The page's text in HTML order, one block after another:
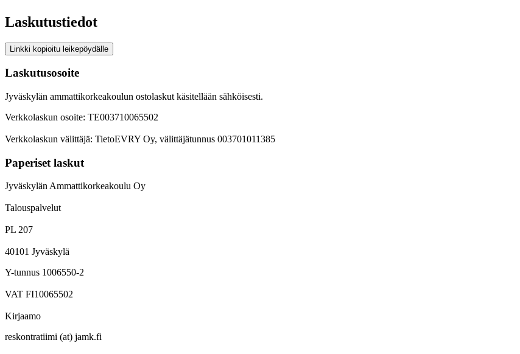
Laskutustiedot
Linkki kopioitu leikepöydälle
Laskutusosoite
Jyväskylän ammattikorkeakoulun ostolaskut käsitellään sähköisesti.
Verkkolaskun osoite: TE003710065502
Verkkolaskun välittäjä: TietoEVRY Oy, välittäjätunnus 003701011385
Paperiset laskut
Jyväskylän Ammattikorkeakoulu Oy
Talouspalvelut
PL 207
40101 Jyväskylä
Y-tunnus 1006550-2
VAT FI10065502
Kirjaamo
reskontratiimi (at) jamk.fi